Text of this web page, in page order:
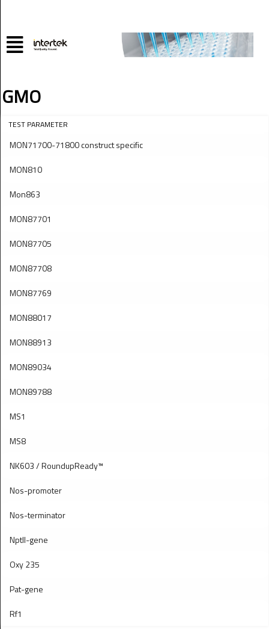
GMO
TEST PARAMETER
MON71700-71800 construct specific
MON810
Mon863
MON87701
MON87705
MON87708
MON87769
MON88017
MON88913
MON89034
MON89788
MS1
MS8
NK603 / RoundupReady™
Nos-promoter
Nos-terminator
Nptll-gene
Oxy 235
Pat-gene
Rf1